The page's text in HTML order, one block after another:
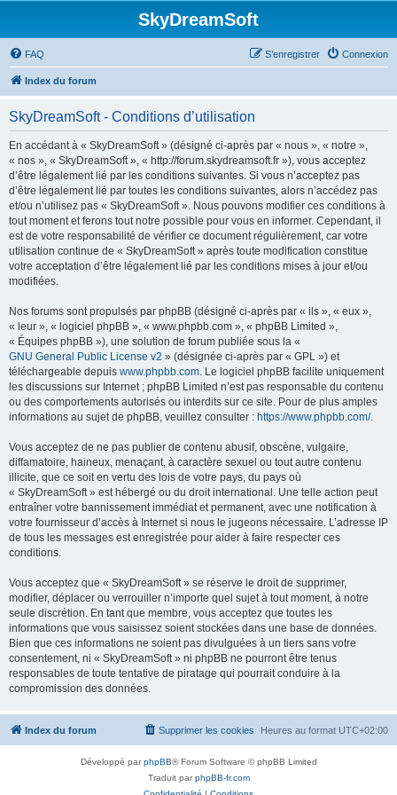
SkyDreamSoft
FAQ Connexion
S’enregistrer
Index du forum
SkyDreamSoft - Conditions d’utilisation
En accédant à « SkyDreamSoft » (désigné ci-après par « nous », « notre »,
« nos », « SkyDreamSoft », « http://forum.skydreamsoft.fr »), vous acceptez
d’être légalement lié par les conditions suivantes. Si vous n’acceptez pas
d’être légalement lié par toutes les conditions suivantes, alors n’accédez pas
et/ou n’utilisez pas « SkyDreamSoft ». Nous pouvons modifier ces conditions à
tout moment et ferons tout notre possible pour vous en informer. Cependant, il
est de votre responsabilité de vérifier ce document régulièrement, car votre
utilisation continue de « SkyDreamSoft » après toute modification constitue
votre acceptation d’être légalement lié par les conditions mises à jour et/ou
modifiées.
Nos forums sont propulsés par phpBB (désigné ci-après par « ils », « eux »,
« leur », « logiciel phpBB », « www.phpbb.com », « phpBB Limited »,
« Équipes phpBB »), une solution de forum publiée sous la «
GNU General Public License v2 » (désignée ci-après par « GPL ») et
téléchargeable depuis www.phpbb.com. Le logiciel phpBB facilite uniquement
les discussions sur Internet ; phpBB Limited n’est pas responsable du contenu
ou des comportements autorisés ou interdits sur ce site. Pour de plus amples
informations au sujet de phpBB, veuillez consulter : https://www.phpbb.com/.
Vous acceptez de ne pas publier de contenu abusif, obscène, vulgaire,
diffamatoire, haineux, menaçant, à caractère sexuel ou tout autre contenu
illicite, que ce soit en vertu des lois de votre pays, du pays où
« SkyDreamSoft » est hébergé ou du droit international. Une telle action peut
entraîner votre bannissement immédiat et permanent, avec une notification à
votre fournisseur d’accès à Internet si nous le jugeons nécessaire. L’adresse IP
de tous les messages est enregistrée pour aider à faire respecter ces
conditions.
Vous acceptez que « SkyDreamSoft » se réserve le droit de supprimer,
modifier, déplacer ou verrouiller n’importe quel sujet à tout moment, à notre
seule discrétion. En tant que membre, vous acceptez que toutes les
informations que vous saisissez soient stockées dans une base de données.
Bien que ces informations ne soient pas divulguées à un tiers sans votre
consentement, ni « SkyDreamSoft » ni phpBB ne pourront être tenus
responsables de toute tentative de piratage qui pourrait conduire à la
compromission des données.
Index du forum Heures au format UTC+02:00
Supprimer les cookies
Développé parphpBB® Forum Software © phpBB Limited
Traduit parphpBB-fr.com